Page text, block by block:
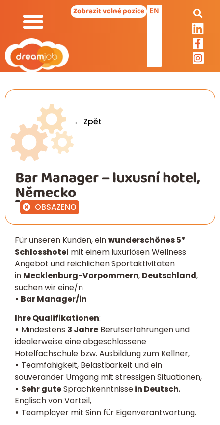
Zobrazit volné pozice EN
← Zpět
Bar Manager – luxusní hotel,
Německo
OBSAZENO
Für unseren Kunden, einwunderschönes 5*
Schlosshotel mit einem luxuriösen Wellness
Angebot und reichlichen Sportaktivitäten
in Mecklenburg-Vorpommern, Deutschland,
suchen wir eine/n
• Bar Manager/in
Ihre Qualifikationen:
• Mindestens 3 Jahre Berufserfahrungen und
idealerweise eine abgeschlossene
Hotelfachschule bzw. Ausbildung zum Kellner,
• Teamfähigkeit, Belastbarkeit und ein
souveränder Umgang mit stressigen Situationen,
• Sehr guteSprachkenntnissein Deutsch,
Englisch von Vorteil,
• Teamplayer mit Sinn für Eigenverantwortung.